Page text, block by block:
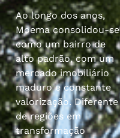
Ao longo dos anos,
Moema consolidou-se
como um bairro de
alto padrão, com um
mercado imobiliário
maduro e constante
valorização. Diferente
de regiões em
transformação